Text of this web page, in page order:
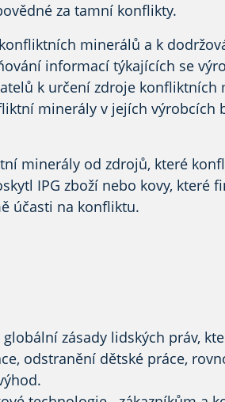
za tamní konflikty.
minerálů a k
informací týkajících se
k určení zdroje konfliktních
minerály v jejích výrobcích
minerály od zdrojů, které
IPG zboží nebo kovy, které
účasti na konfliktu.
zásady lidských práv,
odstranění dětské práce,